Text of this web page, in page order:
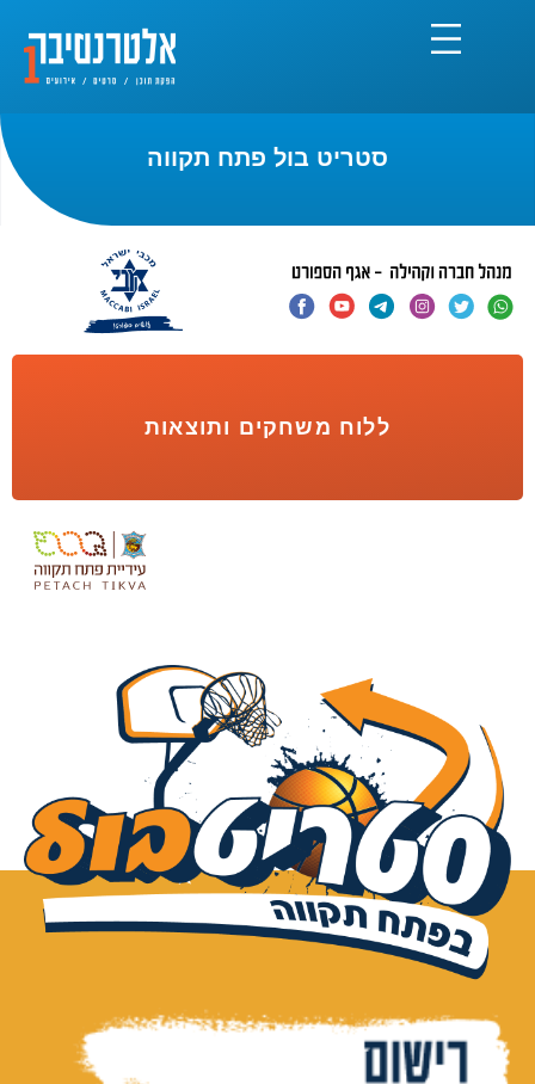
סטריט בול פתח תקווה
ללוח משחקים ותוצאות